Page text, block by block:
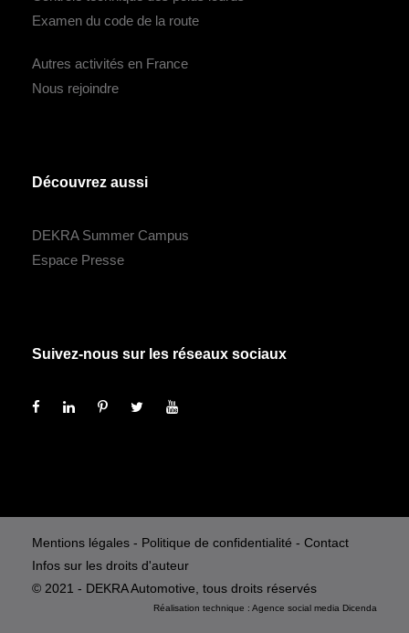
Examen du code de la route
Autres activités en France
Nous rejoindre
Découvrez aussi
DEKRA Summer Campus
Espace Presse
Suivez-nous sur les réseaux sociaux
Mentions légales - Politique de confidentialité - Contact
Infos sur les droits d'auteur
© 2021 - DEKRA Automotive, tous droits réservés
Réalisation technique : Agence social media Dicenda